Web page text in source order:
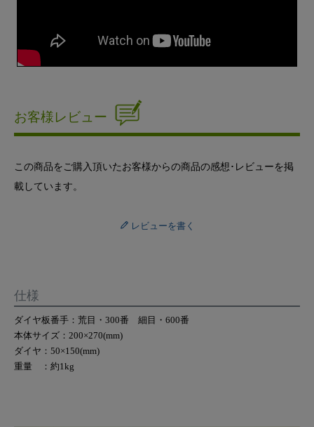
お客様レビュー
この商品をご購入頂いたお客様からの商品の感想･レビューを掲
載しています。
レビューを書く
仕様
ダイヤ板番手：荒目・300番 細目・600番
本体サイズ：200×270(mm)
ダイヤ：50×150(mm)
重量 ：約1kg